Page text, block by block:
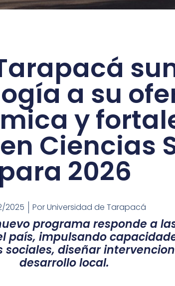
a su
y
Ciencias
para 2026
2025 PorUniversidad de Tarapacá
programa responde a
país, impulsando
diseñar
desarrollo local.